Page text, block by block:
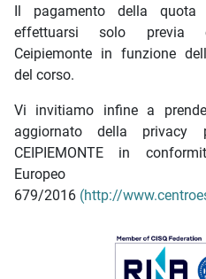
Il pagamento della
effettuarsi solo previa
Ceipiemonte in funzione
del corso.
Vi invitiamo infine a
aggiornato della privacy
CEIPIEMONTE in
Europeo
679/2016 (http://